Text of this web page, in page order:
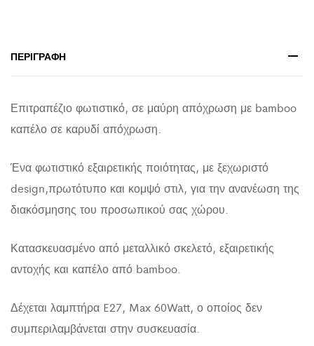
ΠΕΡΙΓΡΑΦΉ
Επιτραπέζιο φωτιστικό, σε μαύρη απόχρωση με bamboo
καπέλο σε καρυδί απόχρωση.
Ένα φωτιστικό εξαιρετικής ποιότητας, με ξεχωριστό
design,πρωτότυπο και κομψό στιλ, για την ανανέωση της
διακόσμησης του προσωπικού σας χώρου.
Κατασκευασμένο από μεταλλικό σκελετό, εξαιρετικής
αντοχής και καπέλο από bamboo.
Δέχεται λαμπτήρα E27, Max 60Watt, ο οποίος δεν
συμπεριλαμβάνεται στην συσκευασία.